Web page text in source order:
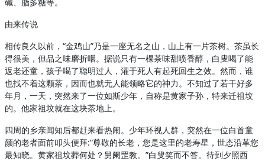
由来传说
相传良久以前，“金鸡山”乃是一座无名之山，山上有一片茶树。茶虽长
得很美，但品之味磨折咽。据说只有一棵茶味甜喷香醇，白叟喝了能
返老还童，孩子喝了聪明过人，灌于死人有起死回生之效。然而，谁
也找不着这颗茶，因而也就无人能领略它的神力。不知过了若干好多
年月，一天，突然来了一位如斯少年，自称是黄家子孙，特来迁祖坟
的。他家祖坟就在这块茶地上。
四周的乡亲闻知后都赶来看热闹。少年环视人群，突然在一位白首童
颜的老者面前叩头便拜:“尊敬的长老，您是这里的老寿星，世态沿革您
最知晓。黄家祖坟葬何处？舅阑罡教。”白叟笑而不答。待到夕照西